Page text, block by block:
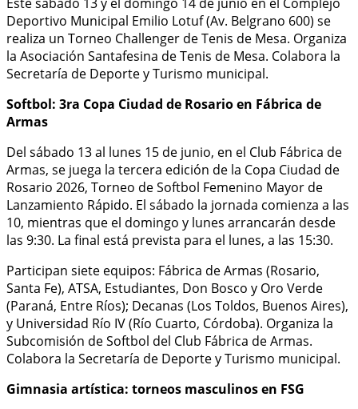
Deportivo Municipal Emilio Lotuf (Av. Belgrano 600) se
realiza un Torneo Challenger de Tenis de Mesa. Organiza
la Asociación Santafesina de Tenis de Mesa. Colabora la
Secretaría de Deporte y Turismo municipal.
Softbol: 3ra Copa Ciudad de Rosario en Fábrica de
Armas
Del sábado 13 al lunes 15 de junio, en el Club Fábrica de
Armas, se juega la tercera edición de la Copa Ciudad de
Rosario 2026, Torneo de Softbol Femenino Mayor de
Lanzamiento Rápido. El sábado la jornada comienza a las
10, mientras que el domingo y lunes arrancarán desde
las 9:30. La final está prevista para el lunes, a las 15:30.
Participan siete equipos: Fábrica de Armas (Rosario,
Santa Fe), ATSA, Estudiantes, Don Bosco y Oro Verde
(Paraná, Entre Ríos); Decanas (Los Toldos, Buenos Aires),
y Universidad Río IV (Río Cuarto, Córdoba). Organiza la
Subcomisión de Softbol del Club Fábrica de Armas.
Colabora la Secretaría de Deporte y Turismo municipal.
Gimnasia artística: torneos masculinos en FSG